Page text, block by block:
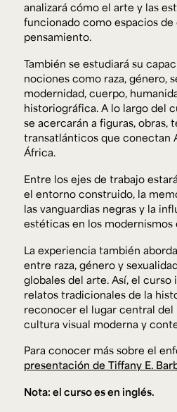
analizará cómo el arte y las
funcionado como espacios
pensamiento.
También se estudiará su
nociones como raza, género,
modernidad, cuerpo,
historiográfica. A lo largo del
se acercarán a figuras, obras,
transatlánticos que conectan
África.
Entre los ejes de trabajo
el entorno construido, la
las vanguardias negras y la
estéticas en los modernismos
La experiencia también
entre raza, género y
globales del arte. Así, el curso
relatos tradicionales de la
reconocer el lugar central del
cultura visual moderna y
Para conocer más sobre el
presentación de Tiffany E.
Nota: el curso es en inglés.